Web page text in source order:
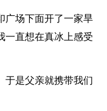
广场下面开了一家旱
一直想在真冰上感受
于是父亲就携带我们